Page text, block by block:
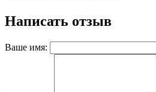
Написать отзыв
Ваше имя: